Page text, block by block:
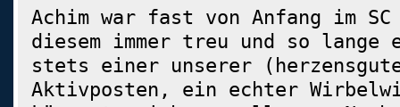
Achim war fast von Anfang im
diesem immer treu und so lange
stets einer unserer
Aktivposten, ein echter